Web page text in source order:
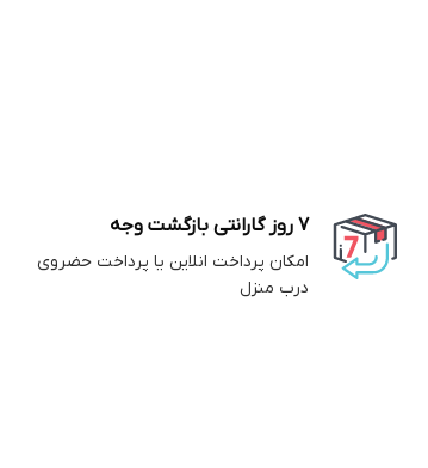
7 روز گارانتی بازگشت وجه
امکان پرداخت انلاین یا پرداخت حضروی
درب منزل